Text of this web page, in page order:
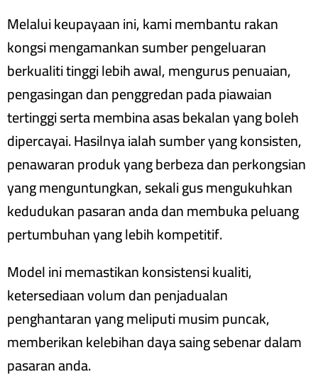
Melalui keupayaan ini, kami membantu rakan
kongsi mengamankan sumber pengeluaran
berkualiti tinggi lebih awal, mengurus penuaian,
pengasingan dan penggredan pada piawaian
tertinggi serta membina asas bekalan yang boleh
dipercayai. Hasilnya ialah sumber yang konsisten,
penawaran produk yang berbeza dan perkongsian
yang menguntungkan, sekali gus mengukuhkan
kedudukan pasaran anda dan membuka peluang
pertumbuhan yang lebih kompetitif.
Model ini memastikan konsistensi kualiti,
ketersediaan volum dan penjadualan
penghantaran yang meliputi musim puncak,
memberikan kelebihan daya saing sebenar dalam
pasaran anda.